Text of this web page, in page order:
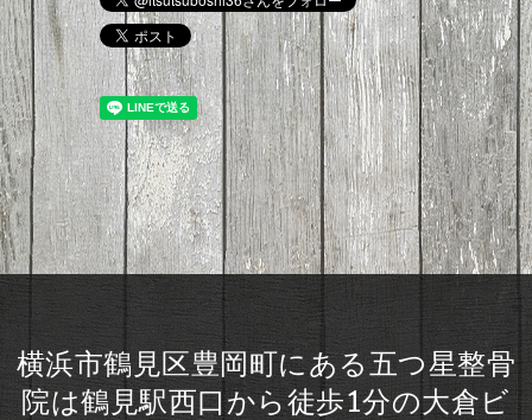
横浜市鶴見区豊岡町にある五つ星整骨
院は鶴見駅西口から徒歩1分の大倉ビ